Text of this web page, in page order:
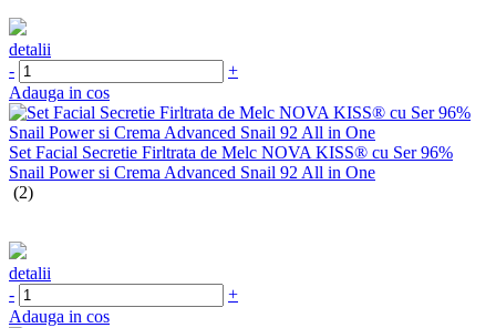
detalii
-
+
Adauga in cos
Set Facial Secretie Firltrata de Melc NOVA KISS® cu Ser 96%
Snail Power si Crema Advanced Snail 92 All in One
(2)
detalii
-
+
Adauga in cos